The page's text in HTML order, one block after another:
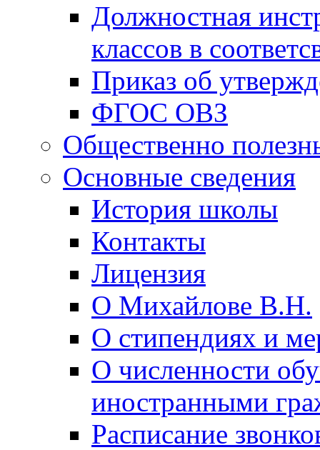
Должностная
классов в
Приказ об
ФГОС ОВЗ
Общественно
Основные сведения
История школы
Контакты
Лицензия
О Михайлове В.Н.
О стипендиях и
О численности
иностранными
Расписание